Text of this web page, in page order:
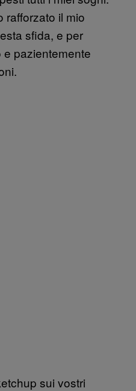
rafforzato il mio
sfida, e per
pazientemente
sui vostri